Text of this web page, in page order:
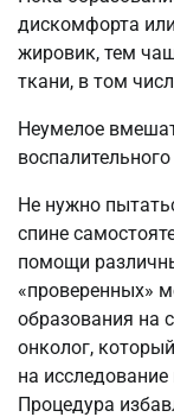
дискомфорта
жировик, тем
ткани, в том
Неумелое
Не нужно
спине
помощи
«проверенных»
образования на
онколог,
на
Процедура